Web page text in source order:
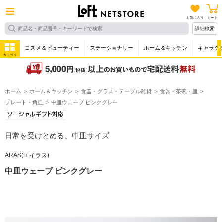
お気に入り カート
詳細検索
カテゴリ
コスメ＆ビューティー ステーショナリー ホーム＆キッチン キャラク
ホーム ホーム＆キッチン 食器・グラス・テーブル雑貨
食器・茶碗・皿
プレート・角皿
中皿ウェーブ ピンクグレー
日常を受けとめる、中皿サイズ
ARAS(エイラス)
中皿ウェーブ ピンクグレー